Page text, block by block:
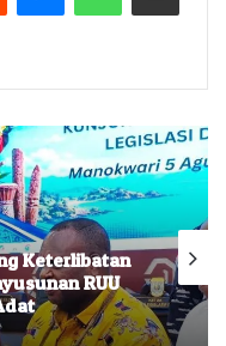
Keterlibatan
RUU